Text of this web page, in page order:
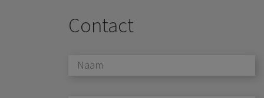
Contact